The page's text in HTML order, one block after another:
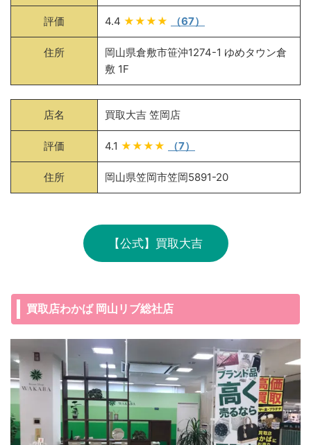
評価 4.4 ★★★★ （67）
住所
岡山県倉敷市笹沖1274-1 ゆめタウン倉
敷 1F
店名 買取大吉 笠岡店
評価 4.1 ★★★★ （7）
住所 岡山県笠岡市笠岡5891-20
【公式】買取大吉
買取店わかば 岡山リブ総社店